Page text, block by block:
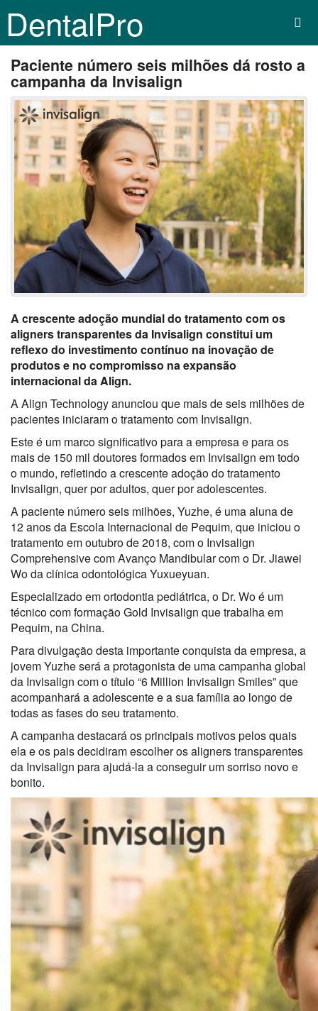
DentalPro
Paciente número seis milhões dá rosto a
campanha da Invisalign
A crescente adoção mundial do tratamento com os
aligners transparentes da Invisalign constitui um
reflexo do investimento contínuo na inovação de
produtos e no compromisso na expansão
internacional da Align.
A Align Technology anunciou que mais de seis milhões de
pacientes iniciaram o tratamento com Invisalign.
Este é um marco significativo para a empresa e para os
mais de 150 mil doutores formados em Invisalign em todo
o mundo, refletindo a crescente adoção do tratamento
Invisalign, quer por adultos, quer por adolescentes.
A paciente número seis milhões, Yuzhe, é uma aluna de
12 anos da Escola Internacional de Pequim, que iniciou o
tratamento em outubro de 2018, com o Invisalign
Comprehensive com Avanço Mandibular com o Dr. Jiawei
Wo da clínica odontológica Yuxueyuan.
Especializado em ortodontia pediátrica, o Dr. Wo é um
técnico com formação Gold Invisalign que trabalha em
Pequim, na China.
Para divulgação desta importante conquista da empresa, a
jovem Yuzhe será a protagonista de uma campanha global
da Invisalign com o título “6 Million Invisalign Smiles” que
acompanhará a adolescente e a sua família ao longo de
todas as fases do seu tratamento.
A campanha destacará os principais motivos pelos quais
ela e os pais decidiram escolher os aligners transparentes
da Invisalign para ajudá-la a conseguir um sorriso novo e
bonito.